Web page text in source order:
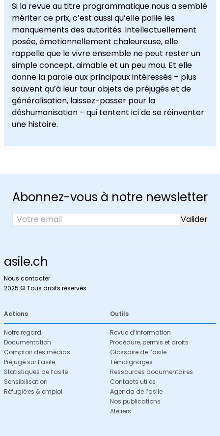
Si la revue au titre programmatique nous a semblé
mériter ce prix, c’est aussi qu’elle pallie les
manquements des autorités. Intellectuellement
posée, émotionnellement chaleureuse, elle
rappelle que le vivre ensemble ne peut rester un
simple concept, aimable et un peu mou. Et elle
donne la parole aux principaux intéressés – plus
souvent qu’à leur tour objets de préjugés et de
généralisation, laissez-passer pour la
déshumanisation – qui tentent ici de se réinventer
une histoire.
Abonnez-vous à notre newsletter
asile.ch
Nous contacter
2025 © Tous droits réservés
Actions
Notre regard
Documentation
Comptoir des médias
Préjugé sur l’asile
Statistiques de l’asile
Sensibilisation
Réfugié·es & emploi
Outils
Revue d’information
Procédure, permis et droits
Glossaire de l’asile
Témoignages
Ressources documentaires
Contacts utiles
Agenda de l’asile
Nos publications
Ateliers